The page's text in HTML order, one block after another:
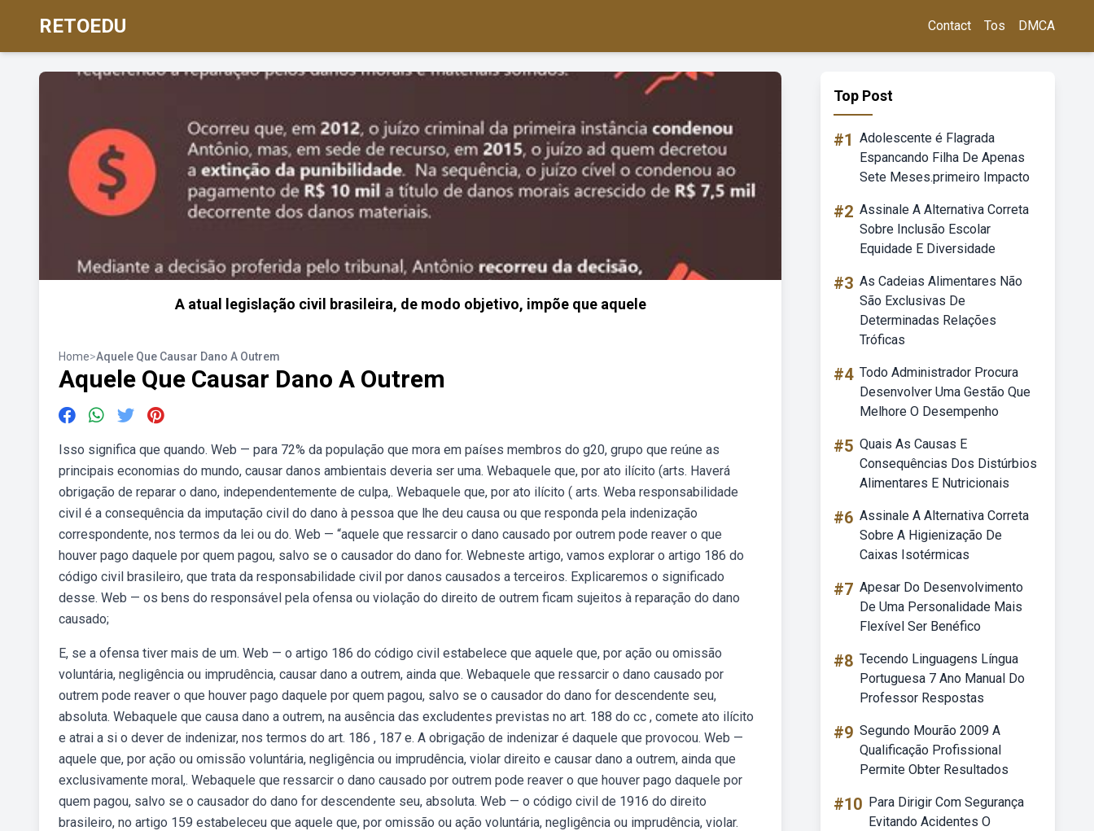
RETOEDU Contact Tos DMCA
A atual legislação civil brasileira, de modo objetivo, impõe que aquele
Home>Aquele Que Causar Dano A Outrem
Aquele Que Causar Dano A Outrem
Isso significa que quando. Web — para 72% da população que mora em países membros do g20, grupo que reúne as
principais economias do mundo, causar danos ambientais deveria ser uma. Webaquele que, por ato ilícito (arts. Haverá
obrigação de reparar o dano, independentemente de culpa,. Webaquele que, por ato ilícito ( arts. Weba responsabilidade
civil é a consequência da imputação civil do dano à pessoa que lhe deu causa ou que responda pela indenização
correspondente, nos termos da lei ou do. Web — “aquele que ressarcir o dano causado por outrem pode reaver o que
houver pago daquele por quem pagou, salvo se o causador do dano for. Webneste artigo, vamos explorar o artigo 186 do
código civil brasileiro, que trata da responsabilidade civil por danos causados a terceiros. Explicaremos o significado
desse. Web — os bens do responsável pela ofensa ou violação do direito de outrem ficam sujeitos à reparação do dano
causado;
E, se a ofensa tiver mais de um. Web — o artigo 186 do código civil estabelece que aquele que, por ação ou omissão
voluntária, negligência ou imprudência, causar dano a outrem, ainda que. Webaquele que ressarcir o dano causado por
outrem pode reaver o que houver pago daquele por quem pagou, salvo se o causador do dano for descendente seu,
absoluta. Webaquele que causa dano a outrem, na ausência das excludentes previstas no art. 188 do cc , comete ato ilícito
e atrai a si o dever de indenizar, nos termos do art. 186 , 187 e. A obrigação de indenizar é daquele que provocou. Web —
aquele que, por ação ou omissão voluntária, negligência ou imprudência, violar direito e causar dano a outrem, ainda que
exclusivamente moral,. Webaquele que ressarcir o dano causado por outrem pode reaver o que houver pago daquele por
quem pagou, salvo se o causador do dano for descendente seu, absoluta. Web — o código civil de 1916 do direito
brasileiro, no artigo 159 estabeleceu que aquele que, por omissão ou ação voluntária, negligência ou imprudência, violar.
Top Post
#1 Adolescente é Flagrada
Espancando Filha De Apenas
Sete Meses.primeiro Impacto
#2 Assinale A Alternativa Correta
Sobre Inclusão Escolar
Equidade E Diversidade
#3 As Cadeias Alimentares Não
São Exclusivas De
Determinadas Relações
Tróficas
#4 Todo Administrador Procura
Desenvolver Uma Gestão Que
Melhore O Desempenho
#5 Quais As Causas E
Consequências Dos Distúrbios
Alimentares E Nutricionais
#6 Assinale A Alternativa Correta
Sobre A Higienização De
Caixas Isotérmicas
#7 Apesar Do Desenvolvimento
De Uma Personalidade Mais
Flexível Ser Benéfico
#8 Tecendo Linguagens Língua
Portuguesa 7 Ano Manual Do
Professor Respostas
#9 Segundo Mourão 2009 A
Qualificação Profissional
Permite Obter Resultados
#10 Para Dirigir Com Segurança
Evitando Acidentes O